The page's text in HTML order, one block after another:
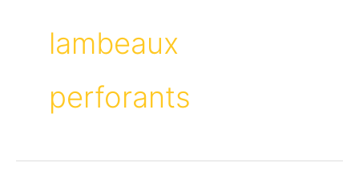
lambeaux
perforants